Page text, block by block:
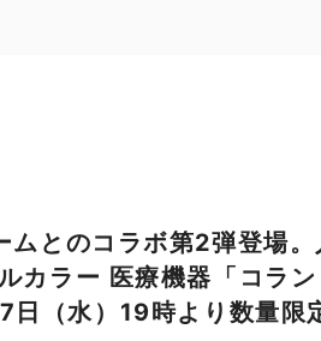
ムとのコラボ第2弾登場
カラー 医療機器「コラ
（水）19時より数量限